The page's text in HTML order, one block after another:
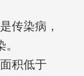
传染病，
积低于